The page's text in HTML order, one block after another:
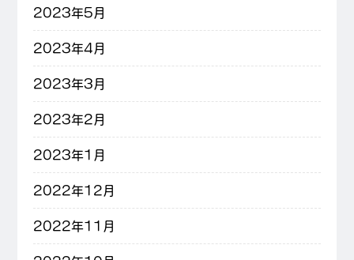
2023年5月
2023年4月
2023年3月
2023年2月
2023年1月
2022年12月
2022年11月